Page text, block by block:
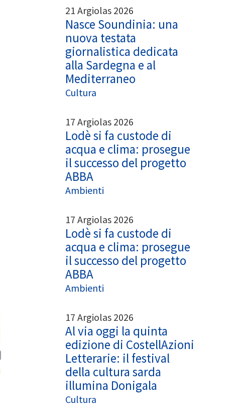
21 Argiolas 2026
Nasce Soundinia: una
nuova testata
giornalistica dedicata
alla Sardegna e al
Mediterraneo
Cultura
17 Argiolas 2026
Lodè si fa custode di
acqua e clima: prosegue
il successo del progetto
ABBA
Ambienti
17 Argiolas 2026
Lodè si fa custode di
acqua e clima: prosegue
il successo del progetto
ABBA
Ambienti
17 Argiolas 2026
Al via oggi la quinta
edizione di CostellAzioni
Letterarie: il festival
della cultura sarda
illumina Donigala
Cultura